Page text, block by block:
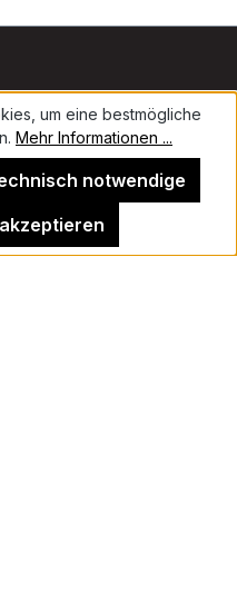
um eine bestmögliche
Mehr Informationen ...
notwendige